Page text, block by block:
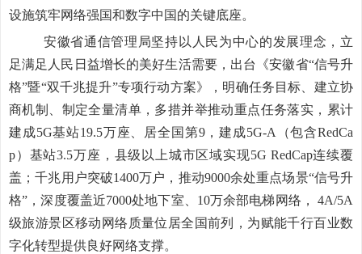
设施筑牢网络强国和数字中国的关键底座。
安徽省通信管理局坚持以人民为中心的发展理念， 立
足满足人民日益增长的美好生活需要，出台《安徽省“信号升
格”暨“双千兆提升”专项行动方案》，明确任务目标、建立协
商机制、制定全量清单，多措并举推动重点任务落实，累计
建成5G基站19.5万座、居全国第9，建成5G-A（包含RedCa
p）基站3.5万座，县级以上城市区域实现5G RedCap连续覆
盖；千兆用户突破1400万户，推动9000余处重点场景“信号升
格”，深度覆盖近7000处地下室、10万余部电梯网络，
4A/5A
级旅游景区移动网络质量位居全国前列，为赋能千行百业数
字化转型提供良好网络支撑。